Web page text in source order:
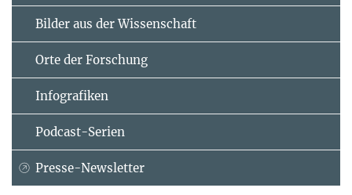
Bilder aus der Wissenschaft
Orte der Forschung
Infografiken
Podcast-Serien
Presse-Newsletter